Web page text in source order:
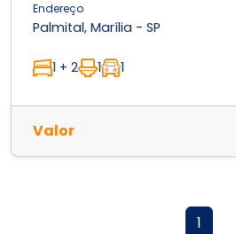
Endereço
Palmital, Marília - SP
1 + 2 1 1
Valor
1